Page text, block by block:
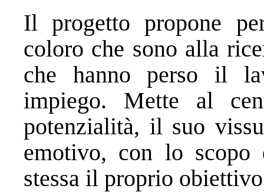
Il progetto propone
coloro che sono alla
che hanno perso il
impiego. Mette al
potenzialità, il suo
emotivo, con lo scopo
stessa il proprio